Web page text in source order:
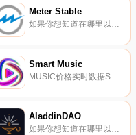
Meter Stable
如果你想知道在哪里以当前价格购买Meter Stable,目前交易{Meter Stable]股票的顶级加密货币交易所是Gate.io和MEXC。您可以在我们的加密货币交易所页面上找到其他列表。Meter.io开发的Meter是第一款快速、价值稳定且独立于法定系统的不可审查货币.
Smart Music
AladdinDAO
如果你想知道在哪里以当前价格购买AladdinDAO,目前交易{AladdinDAO]股票的顶级加密货币交易所是CoinW、Gate.io、MEXC、Bibox和Curve Finance。您可以在我们的加密货币交易所页面上找到其他列表.